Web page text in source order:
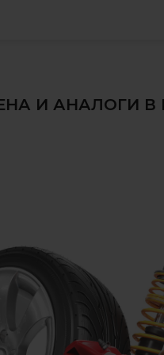
И АНАЛОГИ